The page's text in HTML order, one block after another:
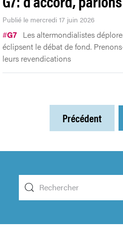
Publié le mercredi 17 juin 2026
#G7 Les altermondialistes
éclipsent le débat de fond.
leurs revendications
Précédent